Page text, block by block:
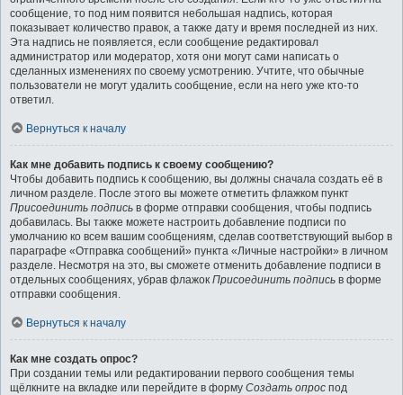
сообщение, то под ним появится небольшая надпись, которая
показывает количество правок, а также дату и время последней из них.
Эта надпись не появляется, если сообщение редактировал
администратор или модератор, хотя они могут сами написать о
сделанных изменениях по своему усмотрению. Учтите, что обычные
пользователи не могут удалить сообщение, если на него уже кто-то
ответил.
Вернуться к началу
Как мне добавить подпись к своему сообщению?
Чтобы добавить подпись к сообщению, вы должны сначала создать её в
личном разделе. После этого вы можете отметить флажком пункт
Присоединить подпись в форме отправки сообщения, чтобы подпись
добавилась. Вы также можете настроить добавление подписи по
умолчанию ко всем вашим сообщениям, сделав соответствующий выбор в
параграфе «Отправка сообщений» пункта «Личные настройки» в личном
разделе. Несмотря на это, вы сможете отменить добавление подписи в
отдельных сообщениях, убрав флажок Присоединить подпись в форме
отправки сообщения.
Вернуться к началу
Как мне создать опрос?
При создании темы или редактировании первого сообщения темы
щёлкните на вкладке или перейдите в форму Создать опрос под